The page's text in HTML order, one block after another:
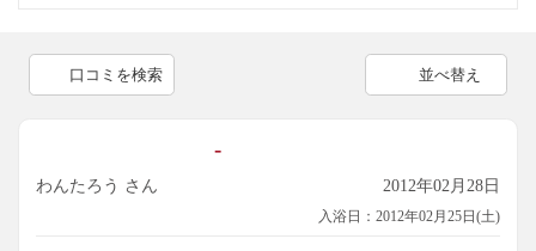
口コミを検索 並べ替え
-
わんたろう さん 2012年02月28日
入浴日：2012年02月25日(土)